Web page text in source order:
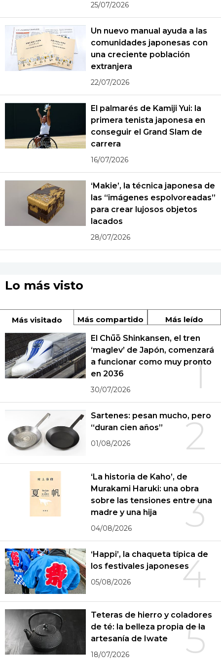
25/07/2026
Un nuevo manual ayuda a las
comunidades japonesas con
una creciente población
extranjera
22/07/2026
El palmarés de Kamiji Yui: la
primera tenista japonesa en
conseguir el Grand Slam de
carrera
16/07/2026
‘Makie’, la técnica japonesa de
las “imágenes espolvoreadas”
para crear lujosos objetos
lacados
28/07/2026
Lo más visto
Más visitado Más compartido Más leído
1
El Chūō Shinkansen, el tren
‘maglev’ de Japón, comenzará
a funcionar como muy pronto
en 2036
30/07/2026
2
Sartenes: pesan mucho, pero
“duran cien años”
01/08/2026
3
‘La historia de Kaho’, de
Murakami Haruki: una obra
sobre las tensiones entre una
madre y una hija
04/08/2026
4
‘Happi’, la chaqueta típica de
los festivales japoneses
05/08/2026
5
Teteras de hierro y coladores
de té: la belleza propia de la
artesanía de Iwate
18/07/2026